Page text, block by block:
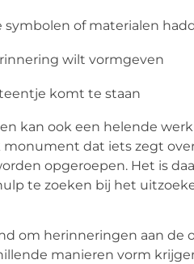
of materialen
wilt vormgeven
komt te staan
kan ook een helende
dat iets zegt
opgeroepen. Het is
te zoeken bij het
om herinneringen aan de
manieren vorm